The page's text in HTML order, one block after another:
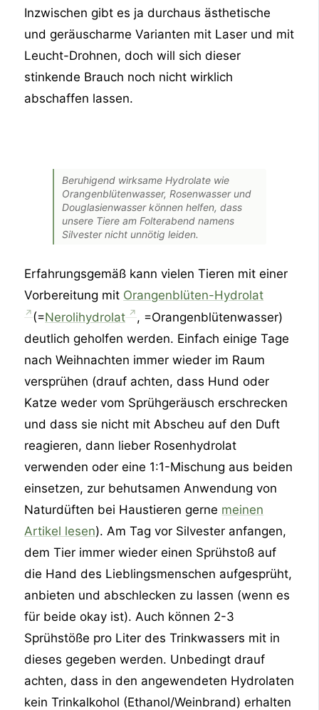
Inzwischen gibt es ja durchaus ästhetische
und geräuscharme Varianten mit Laser und mit
Leucht-Drohnen, doch will sich dieser
stinkende Brauch noch nicht wirklich
abschaffen lassen.
Beruhigend wirksame Hydrolate wie
Orangenblütenwasser, Rosenwasser und
Douglasienwasser können helfen, dass
unsere Tiere am Folterabend namens
Silvester nicht unnötig leiden.
Erfahrungsgemäß kann vielen Tieren mit einer
Vorbereitung mit Orangenblüten-Hydrolat
(=Nerolihydrolat
, =Orangenblütenwasser)
deutlich geholfen werden. Einfach einige Tage
nach Weihnachten immer wieder im Raum
versprühen (drauf achten, dass Hund oder
Katze weder vom Sprühgeräusch erschrecken
und dass sie nicht mit Abscheu auf den Duft
reagieren, dann lieber Rosenhydrolat
verwenden oder eine 1:1-Mischung aus beiden
einsetzen, zur behutsamen Anwendung von
Naturdüften bei Haustieren gerne meinen
Artikel lesen). Am Tag vor Silvester anfangen,
dem Tier immer wieder einen Sprühstoß auf
die Hand des Lieblingsmenschen aufgesprüht,
anbieten und abschlecken zu lassen (wenn es
für beide okay ist). Auch können 2-3
Sprühstöße pro Liter des Trinkwassers mit in
dieses gegeben werden. Unbedingt drauf
achten, dass in den angewendeten Hydrolaten
kein Trinkalkohol (Ethanol/Weinbrand) erhalten